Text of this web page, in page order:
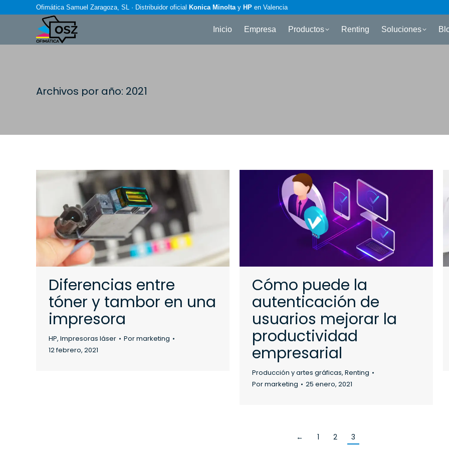
Ofimática Samuel Zaragoza, SL · Distribuidor oficial Konica Minoltay HP en Valencia
Inicio Empresa Productos Renting Soluciones
Archivos por año: 2021
Diferencias entre
tóner y tambor en una
impresora
HP, Impresoras láser Pormarketing
12 febrero, 2021
Cómo puede la
autenticación de
usuarios mejorar la
productividad
empresarial
Producción y artes gráficas, Renting
Pormarketing 25 enero, 2021
← 1 2 3